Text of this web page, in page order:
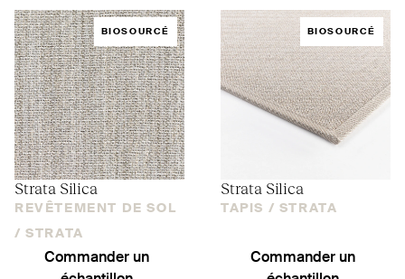
BIOSOURCÉ
Strata Silica
REVÊTEMENT DE SOL
/ STRATA
Commander un
BIOSOURCÉ
Strata Silica
TAPIS / STRATA
Commander un